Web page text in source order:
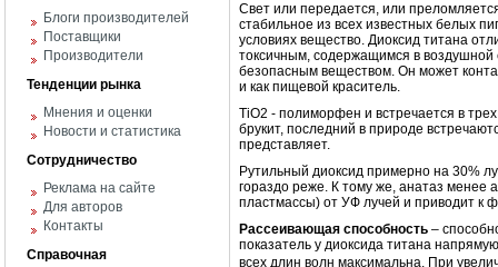
Блоги производителей
Поставщики
Производители
Тенденции рынка
Мнения и оценки
Новости и статистика
Сотрудничество
Реклама на сайте
Для авторов
Контакты
Справочная
Свет или передается, или
стабильное из всех известных белых
условиях вещество. Диоксид титана
токсичным, содержащимся в воздушной
безопасным веществом. Он может
и как пищевой краситель.
TiO2 - полиморфен и встречается в
брукит, последний в природе
представляет.
Рутильный диоксид примерно на 30%
гораздо реже. К тому же, анатаз менее
пластмассы) от УФ лучей и приводит к
Рассеивающая способность –
показатель у диоксида титана
всех длин волн максимальна. При